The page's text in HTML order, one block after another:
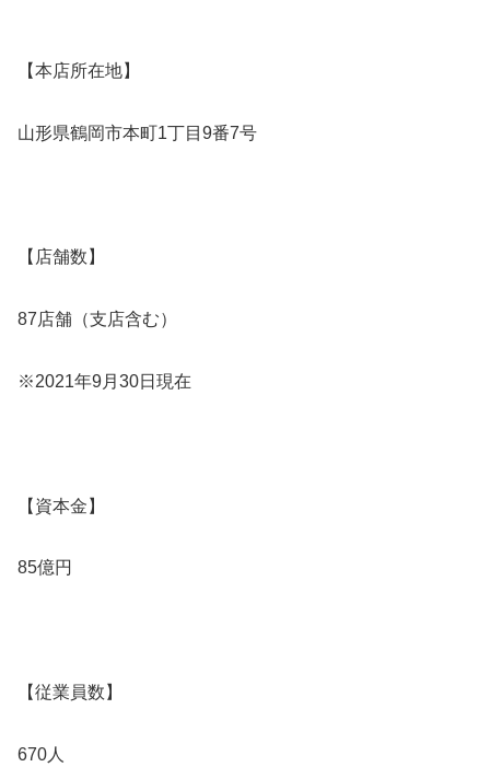
【本店所在地】
山形県鶴岡市本町1丁目9番7号
【店舗数】
87店舗（支店含む）
※2021年9月30日現在
【資本金】
85億円
【従業員数】
670人